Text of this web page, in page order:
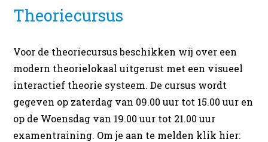
Theoriecursus
Voor de theoriecursus beschikken wij over een
modern theorielokaal uitgerust met een visueel
interactief theorie systeem. De cursus wordt
gegeven op zaterdag van 09.00 uur tot 15.00 uur en
op de Woensdag van 19.00 uur tot 21.00 uur
examentraining. Om je aan te melden klik hier: